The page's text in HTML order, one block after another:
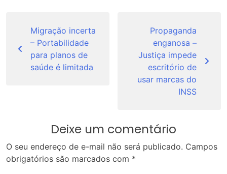
Post
Migração incerta
– Portabilidade
para planos de
saúde é limitada
Propaganda
enganosa –
Justiça impede
escritório de
usar marcas do
INSS
Deixe um comentário
O seu endereço de e-mail não será publicado. Campos
obrigatórios são marcados com *